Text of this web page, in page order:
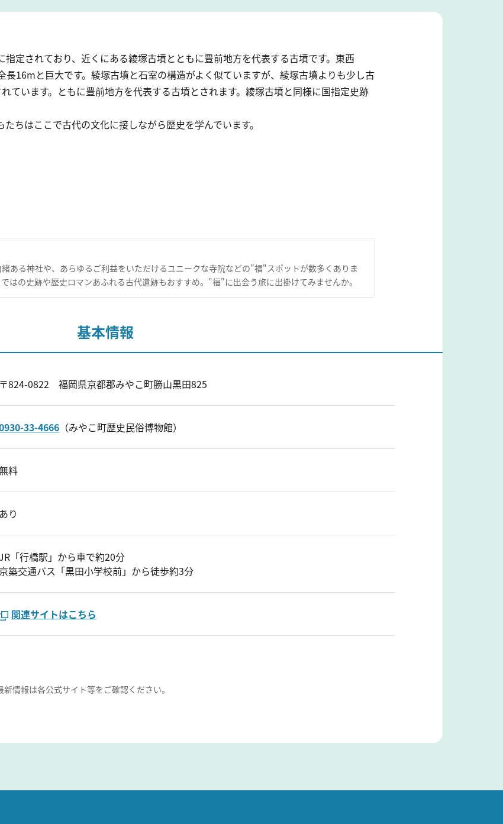
定されており、近くにある綾塚古墳とともに豊前地方を代表する古墳です。東西
16mと巨大です。綾塚古墳と石室の構造がよく似ていますが、綾塚古墳よりも少し古
ています。ともに豊前地方を代表する古墳とされます。綾塚古墳と同様に国指定史跡
ちはここで古代の文化に接しながら歴史を学んでいます。
ある神社や、あらゆるご利益をいただけるユニークな寺院などの"福"スポットが数多くありま
はの史跡や歴史ロマンあふれる古代遺跡もおすすめ。"福"に出会う旅に出掛けてみませんか。
基本情報
〒824-0822 福岡県京都郡みやこ町勝山黒田825
33-4666 （みやこ町歴史民俗博物館）
無料
あり
「行橋駅」から車で約20分
京築交通バス「黒田小学校前」から徒歩約3分
関連サイトはこちら
情報は各公式サイト等をご確認ください。